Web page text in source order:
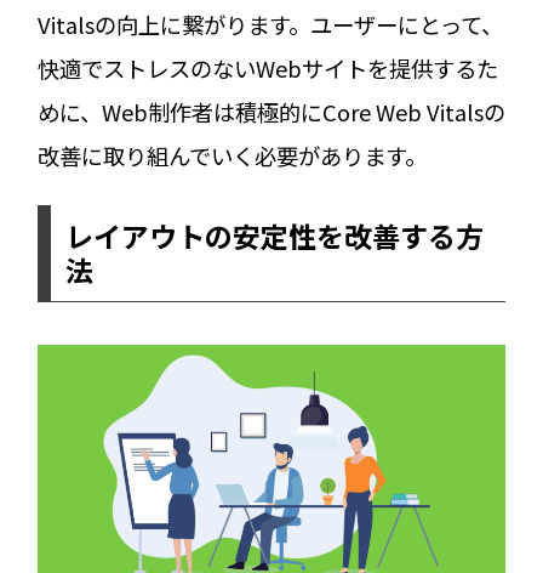
Vitalsの向上に繋がります。ユーザーにとって、
快適でストレスのないWebサイトを提供するた
めに、Web制作者は積極的にCore Web Vitalsの
改善に取り組んでいく必要があります。
レイアウトの安定性を改善する方
法